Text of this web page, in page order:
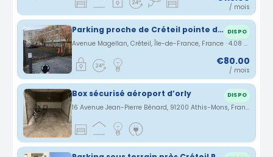
/ mois
Parking proche de Créteil pointe du lac DISPO
Avenue Magellan, Créteil, Île-de-France, France · 4.08 km
€80.00
/ mois
Box sécurisé aéroport d’orly DISPO
16 Avenue Jean-Pierre Bénard, 91200 Athis-Mons, France · 4.28 km